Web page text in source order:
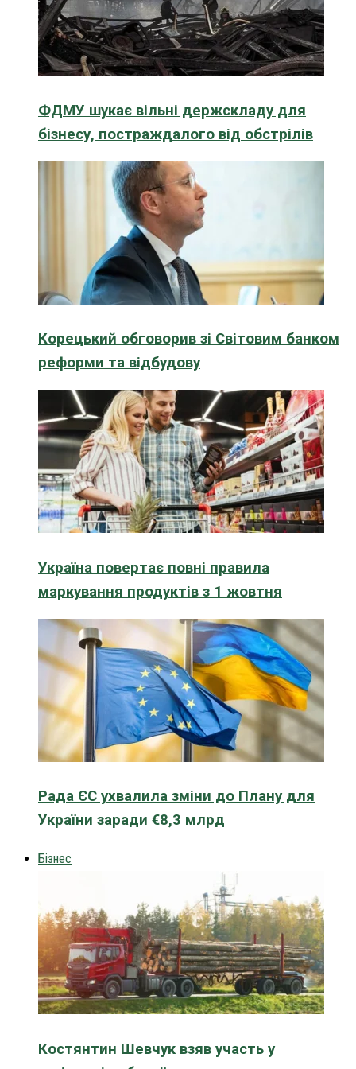
ФДМУ шукає вільні держскладу для
бізнесу, постраждалого від обстрілів
Корецький обговорив зі Світовим банком
реформи та відбудову
Україна повертає повні правила
маркування продуктів з 1 жовтня
Рада ЄС ухвалила зміни до Плану для
України заради €8,3 млрд
Бізнес
Костянтин Шевчук взяв участь у